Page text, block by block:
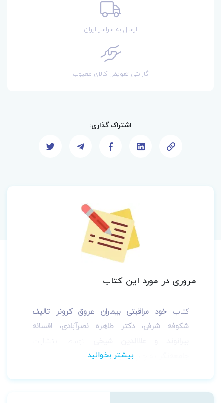
ارسال به سراسر ایران
گارانتی تعویض کالای معیوب
اشتراک گذاری:
مروری در مورد این کتاب
کتاب خود مراقبتی بیماران عروق کرونر تالیف
شکوفه شرفی، دکتر طاهره نصرآبادی، افسانه
به چاپ رسیده است.
از ترخیص و مراقبت در منزل و با توجه به کمبود